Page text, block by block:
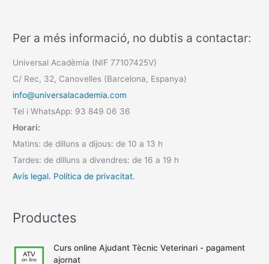
Per a més informació, no dubtis a contactar:
Universal Acadèmia (NIF 77107425V)
C/ Rec, 32, Canovelles (Barcelona, Espanya)
info@universalacademia.com
Tel i WhatsApp: 93 849 06 36
Horari:
Matins: de dilluns a dijous: de 10 a 13 h
Tardes: de dilluns a divendres: de 16 a 19 h
Avís legal. Política de privacitat.
Productes
Curs online Ajudant Tècnic Veterinari - pagament
ajornat